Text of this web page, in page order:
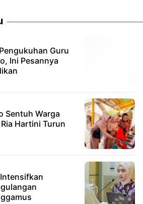
Guru
Ini Pesannya
Sentuh Warga
Hartini Turun